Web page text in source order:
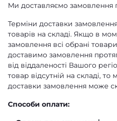
Ми доставляємо замовлення
Терміни доставки
товарів на складі. Якщо в
замовлення всі обрані
доставимо замовлення
від віддаленості Вашого
товар відсутній на складі,
доставки замовлення може
Способи оплати: